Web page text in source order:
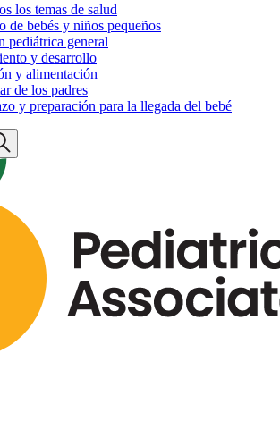
los temas de salud
de bebés y niños pequeños
pediátrica general
y desarrollo
y alimentación
de los padres
y preparación para la llegada del bebé